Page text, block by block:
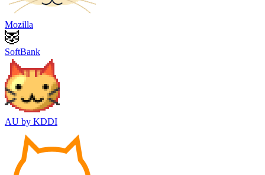
Mozilla
SoftBank
AU by KDDI